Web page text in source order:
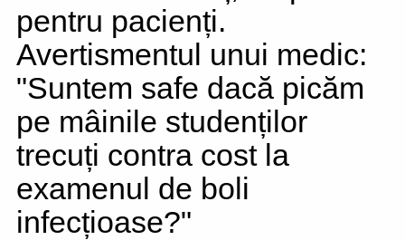
pentru pacienți.
Avertismentul unui medic:
"Suntem safe dacă picăm
pe mâinile studenților
trecuți contra cost la
examenul de boli
infecțioase?"